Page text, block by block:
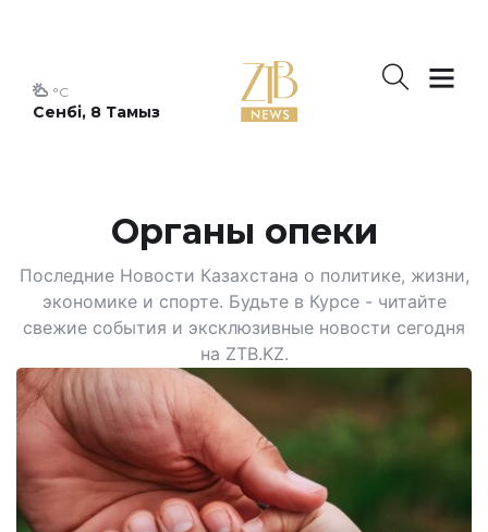
Сенбі, 8 Тамыз
°C
Органы опеки
Последние Новости Казахстана о политике, жизни,
экономике и спорте. Будьте в Курсе - читайте
свежие события и эксклюзивные новости сегодня
на ZTB.KZ.